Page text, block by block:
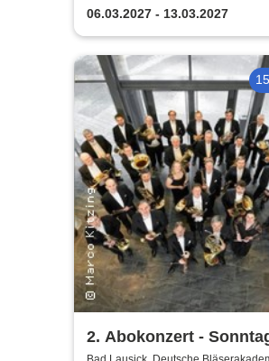
Bläserphilharmonie
Lausick
06.03.2027 - 13.03.2027
2. Abokonzert -